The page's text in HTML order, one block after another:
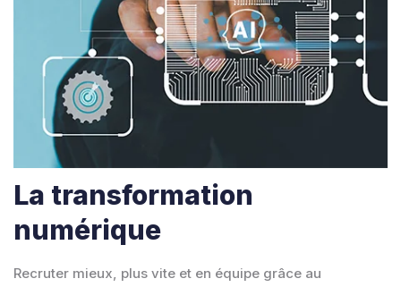
La transformation
numérique
Recruter mieux, plus vite et en équipe grâce au